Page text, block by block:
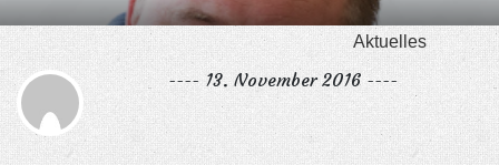
Aktuelles
---- 13. November 2016 ----